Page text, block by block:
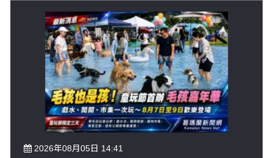
2026年08月05日 14:41